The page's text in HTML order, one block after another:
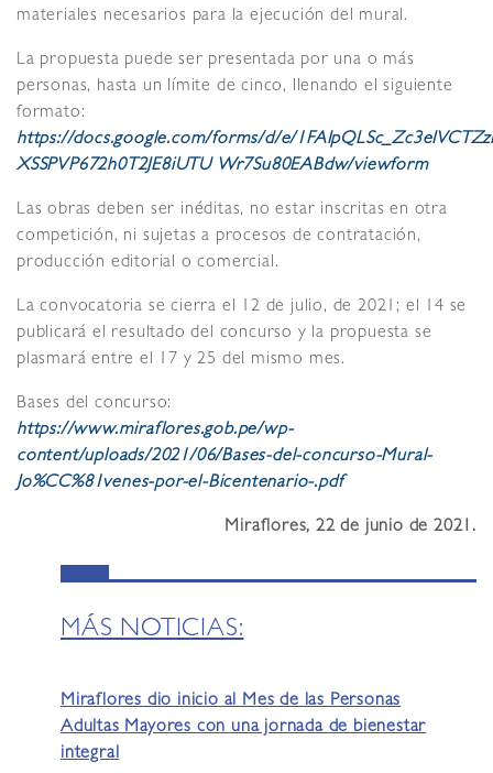
materiales necesarios para la ejecución del mural.
La propuesta puede ser presentada por una o más
personas, hasta un límite de cinco, llenando el siguiente
formato:
https://docs.google.com/forms/d/e/
XSSPVP672h0T2JE8iUTU Wr7Su80EABdw/viewform
Las obras deben ser inéditas, no estar inscritas en otra
competición, ni sujetas a procesos de contratación,
producción editorial o comercial.
La convocatoria se cierra el 12 de julio, de 2021; el 14 se
publicará el resultado del concurso y la propuesta se
plasmará entre el 17 y 25 del mismo mes.
Bases del concurso:
https://www.miraflores.gob.pe/wp-
content/uploads/2021/06/Bases-del-concurso-Mural-
Jo%CC%81venes-por-el-Bicentenario-.pdf
Miraflores, 22 de junio de 2021.
MÁS NOTICIAS:
Miraflores dio inicio al Mes de las Personas
Adultas Mayores con una jornada de bienestar
integral